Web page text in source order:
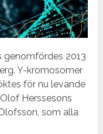
genomfördes 2013
Y-kromosomer
för nu levande
Herssesons
som alla